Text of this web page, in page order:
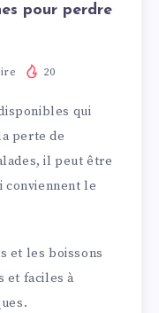
pour perdre
20
qui
perte de
il peut être
le
et les boissons
et faciles à